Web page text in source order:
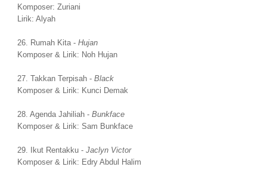
Komposer: Zuriani
Lirik: Alyah
26. Rumah Kita - Hujan
Komposer & Lirik: Noh Hujan
27. Takkan Terpisah - Black
Komposer & Lirik: Kunci Demak
28. Agenda Jahiliah - Bunkface
Komposer & Lirik: Sam Bunkface
29. Ikut Rentakku - Jaclyn Victor
Komposer & Lirik: Edry Abdul Halim